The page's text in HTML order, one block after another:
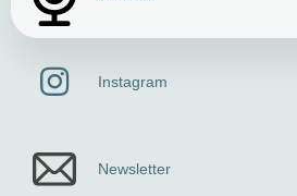
Instagram
Newsletter